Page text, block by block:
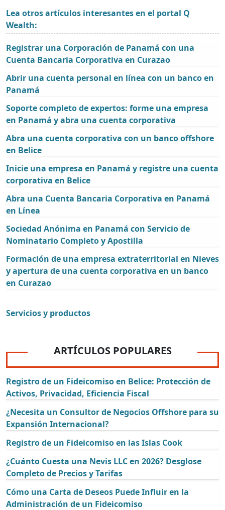
Lea otros artículos interesantes en el portal Q
Wealth:
Registrar una Corporación de Panamá con una
Cuenta Bancaria Corporativa en Curazao
Abrir una cuenta personal en línea con un banco en
Panamá
Soporte completo de expertos: forme una empresa
en Panamá y abra una cuenta corporativa
Abra una cuenta corporativa con un banco offshore
en Belice
Inicie una empresa en Panamá y registre una cuenta
corporativa en Belice
Abra una Cuenta Bancaria Corporativa en Panamá
en Línea
Sociedad Anónima en Panamá con Servicio de
Nominatario Completo y Apostilla
Formación de una empresa extraterritorial en Nieves
y apertura de una cuenta corporativa en un banco
en Curazao
Servicios y productos
ARTÍCULOS POPULARES
Registro de un Fideicomiso en Belice: Protección de
Activos, Privacidad, Eficiencia Fiscal
¿Necesita un Consultor de Negocios Offshore para su
Expansión Internacional?
Registro de un Fideicomiso en las Islas Cook
¿Cuánto Cuesta una Nevis LLC en 2026? Desglose
Completo de Precios y Tarifas
Cómo una Carta de Deseos Puede Influir en la
Administración de un Fideicomiso